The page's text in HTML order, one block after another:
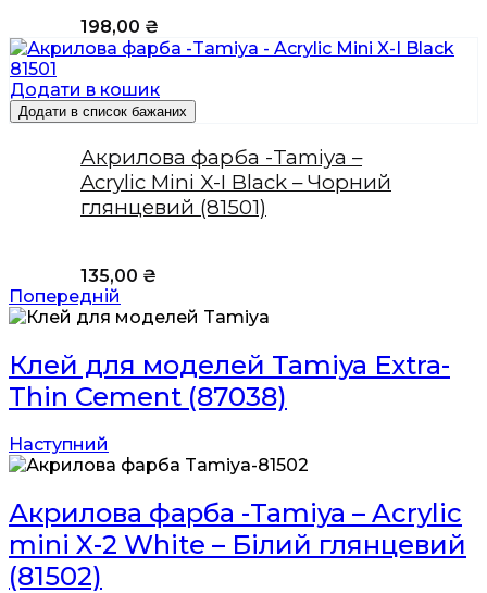
198,00 ₴
Додати в кошик
Додати в список бажаних
Акрилова фарба -Tamiya –
Acrylic Mini X-I Black – Чорний
глянцевий (81501)
135,00 ₴
Попередній
Клей для моделей Tamiya Extra-
Thin Cement (87038)
Наступний
Акрилова фарба -Tamiya – Acrylic
mini X-2 White – Білий глянцевий
(81502)